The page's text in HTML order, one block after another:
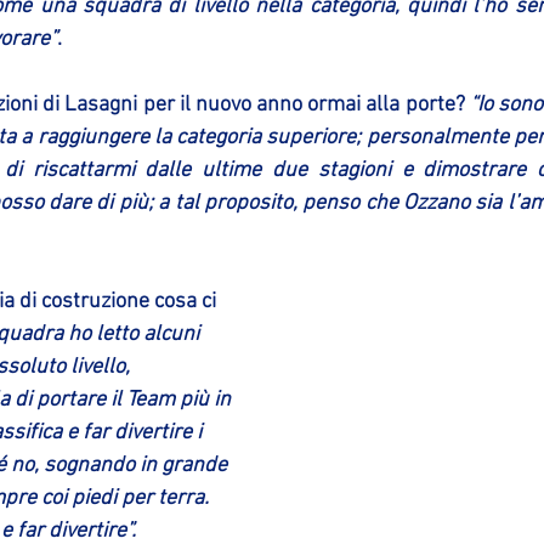
una squadra di livello nella categoria, quindi l’ho
.
di Lasagni per il nuovo anno ormai alla porte? “Io
a raggiungere la categoria superiore; personalmente
riscattarmi dalle ultime due stagioni e dimostrare
dare di più; a tal proposito, penso che Ozzano sia
di costruzione cosa ci
ho letto alcuni
livello,
di portare il Team più in
e far divertire i
sognando in grande
coi piedi per terra.
far divertire”.